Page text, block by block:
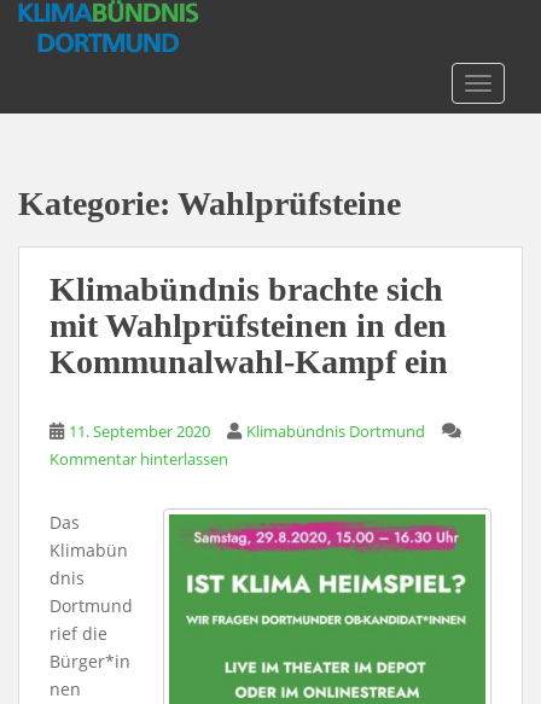
Kategorie: Wahlprüfsteine
Klimabündnis brachte sich
mit Wahlprüfsteinen in den
Kommunalwahl-Kampf ein
11. September 2020
Klimabündnis Dortmund
Kommentar hinterlassen
Das
Klimabün
dnis
Dortmund
rief die
Bürger*in
nen